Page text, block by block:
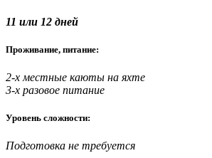
11 или 12 дней
Проживание, питание:
2-х местные каюты на яхте
3-х разовое питание
Уровень сложности:
Подготовка не требуется